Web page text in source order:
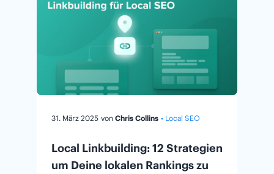
31. März 2025 von Chris Collins • Local SEO
Local Linkbuilding: 12 Strategien
um Deine lokalen Rankings zu